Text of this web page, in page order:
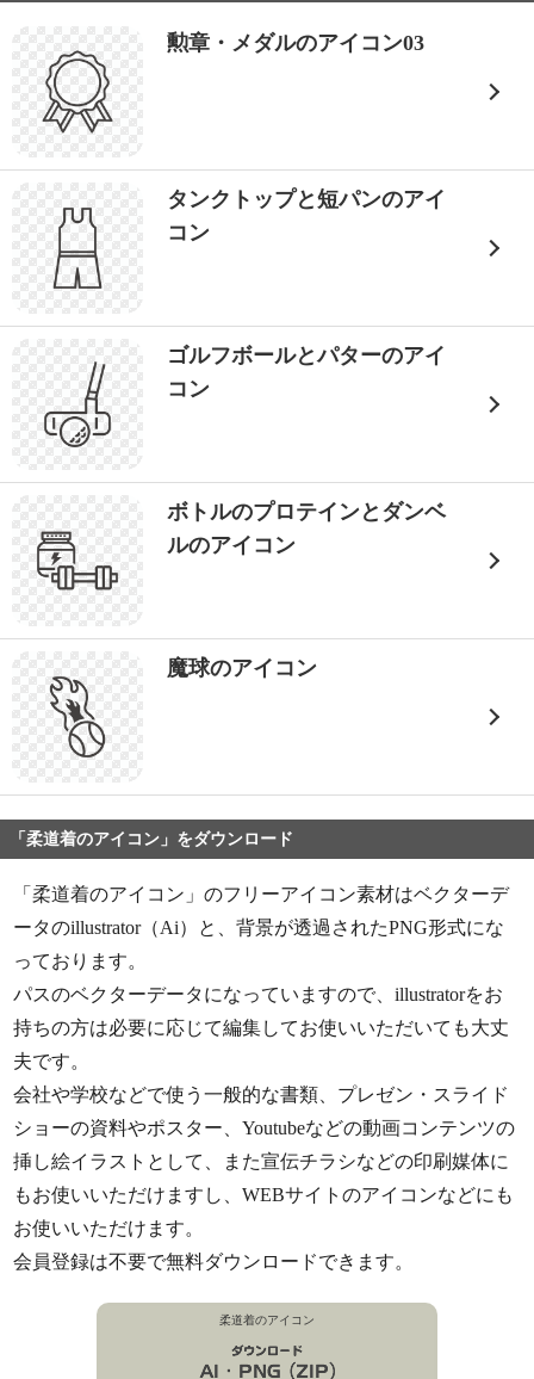
勲章・メダルのアイコン03
タンクトップと短パンのアイ
コン
ゴルフボールとパターのアイ
コン
ボトルのプロテインとダンベ
ルのアイコン
魔球のアイコン
「柔道着のアイコン」をダウンロード
「柔道着のアイコン」のフリーアイコン素材はベクターデ
ータのillustrator（Ai）と、背景が透過されたPNG形式にな
っております。
パスのベクターデータになっていますので、illustratorをお
持ちの方は必要に応じて編集してお使いいただいても大丈
夫です。
会社や学校などで使う一般的な書類、プレゼン・スライド
ショーの資料やポスター、Youtubeなどの動画コンテンツの
挿し絵イラストとして、また宣伝チラシなどの印刷媒体に
もお使いいただけますし、WEBサイトのアイコンなどにも
お使いいただけます。
会員登録は不要で無料ダウンロードできます。
柔道着のアイコン